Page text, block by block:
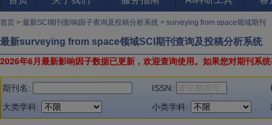
首页 > 最新SCI期刊影响因子查询及投稿分析系统 > surveying from space领域期刊
最新surveying from space领域SCI期刊查询及投稿分析系统
2026年6月最新影响因子数据已更新，欢迎查询使用。 如果您对期刊系
期刊名: ISSN:
大类学科:
小类学科: